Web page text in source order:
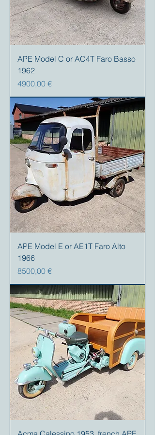
APE Model C or AC4T Faro Basso
1962
Prezzo
4900,00 €
APE Model E or AE1T Faro Alto
1966
Prezzo
8500,00 €